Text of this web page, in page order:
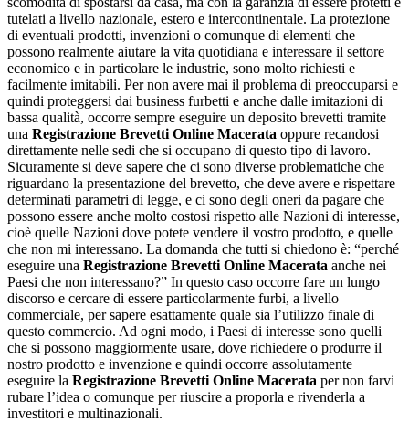
tutelati a livello nazionale, estero e intercontinentale. La protezione
di eventuali prodotti, invenzioni o comunque di elementi che
possono realmente aiutare la vita quotidiana e interessare il settore
economico e in particolare le industrie, sono molto richiesti e
facilmente imitabili. Per non avere mai il problema di preoccuparsi e
quindi proteggersi dai business furbetti e anche dalle imitazioni di
bassa qualità, occorre sempre eseguire un deposito brevetti tramite
una Registrazione Brevetti Online Macerata oppure recandosi
direttamente nelle sedi che si occupano di questo tipo di lavoro.
Sicuramente si deve sapere che ci sono diverse problematiche che
riguardano la presentazione del brevetto, che deve avere e rispettare
determinati parametri di legge, e ci sono degli oneri da pagare che
possono essere anche molto costosi rispetto alle Nazioni di interesse,
cioè quelle Nazioni dove potete vendere il vostro prodotto, e quelle
che non mi interessano. La domanda che tutti si chiedono è: “perché
eseguire una Registrazione Brevetti Online Macerata anche nei
Paesi che non interessano?” In questo caso occorre fare un lungo
discorso e cercare di essere particolarmente furbi, a livello
commerciale, per sapere esattamente quale sia l’utilizzo finale di
questo commercio. Ad ogni modo, i Paesi di interesse sono quelli
che si possono maggiormente usare, dove richiedere o produrre il
nostro prodotto e invenzione e quindi occorre assolutamente
eseguire la Registrazione Brevetti Online Macerata per non farvi
rubare l’idea o comunque per riuscire a proporla e rivenderla a
investitori e multinazionali.